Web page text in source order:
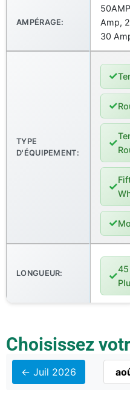
AMPÉRAGE:
50AMP
Amp,
30
TYPE
D'ÉQUIPEMENT:
✓
✓
✓
✓
✓
LONGUEUR: ✓
45
Choisissez
← Juil 2026